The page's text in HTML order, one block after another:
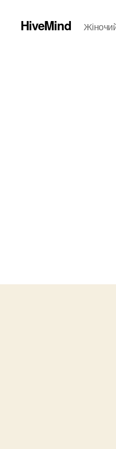
HiveMind